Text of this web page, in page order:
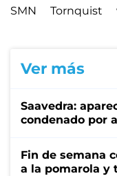
SMN
Tornquist
Ver más
Saavedra:
condenado por
Fin de semana
a la pomarola y